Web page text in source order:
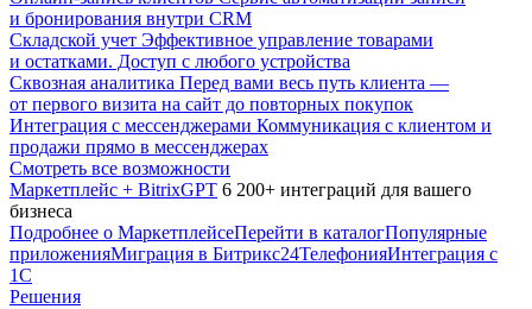
и бронирования внутри CRM
Складской учет Эффективное управление товарами
и остатками. Доступ с любого устройства
Сквозная аналитика Перед вами весь путь клиента —
от первого визита на сайт до повторных покупок
Интеграция с мессенджерами Коммуникация с клиентом и
продажи прямо в мессенджерах
Смотреть все возможности
Маркетплейс + BitrixGPT 6 200+ интеграций для вашего
бизнеса
Подробнее о МаркетплейсеПерейти в каталогПопулярные
приложенияМиграция в Битрикс24ТелефонияИнтеграция с
1С
Решения